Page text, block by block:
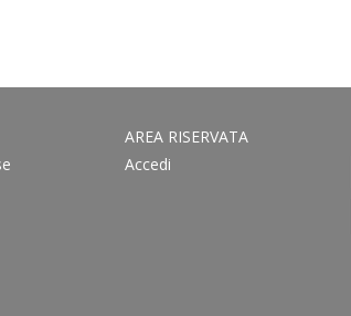
AREA RISERVATA
Accedi